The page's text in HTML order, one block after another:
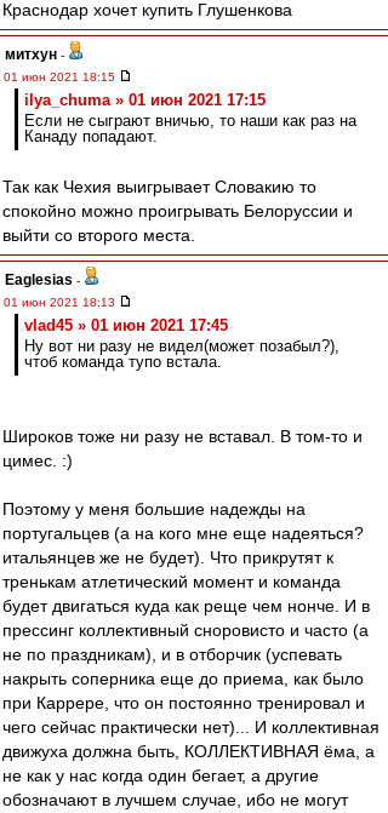
Краснодар хочет купить Глушенкова
митхун -
01 июн 2021 18:15
ilya_chuma » 01 июн 2021 17:15
Если не сыграют вничью, то наши как раз на
Канаду попадают.
Так как Чехия выигрывает Словакию то
спокойно можно проигрывать Белоруссии и
выйти со второго места.
Eaglesias -
01 июн 2021 18:13
vlad45 » 01 июн 2021 17:45
Ну вот ни разу не видел(может позабыл?),
чтоб команда тупо встала.
Широков тоже ни разу не вставал. В том-то и
цимес. :)
Поэтому у меня большие надежды на
португальцев (а на кого мне еще надеяться?
итальянцев же не будет). Что прикрутят к
тренькам атлетический момент и команда
будет двигаться куда как реще чем нонче. И в
прессинг коллективный сноровисто и часто (а
не по праздникам), и в отборчик (успевать
накрыть соперника еще до приема, как было
при Каррере, что он постоянно тренировал и
чего сейчас практически нет)... И коллективная
движуха должна быть, КОЛЛЕКТИВНАЯ ёма, а
не как у нас когда один бегает, а другие
обозначают в лучшем случае, ибо не могут